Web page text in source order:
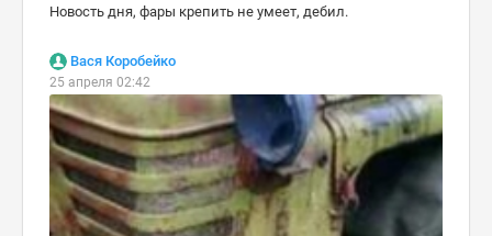
Новость дня, фары крепить не умеет, дебил.
Вася Коробейко
25 апреля 02:42